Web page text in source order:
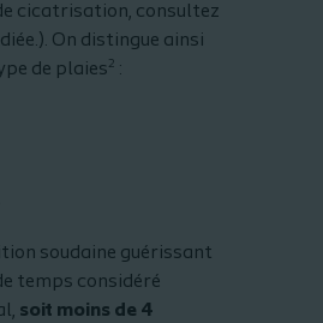
cicatrisation, consultez
On distingue ainsi
de plaies2 :
soudaine guérissant
temps considéré
soit moins de 4